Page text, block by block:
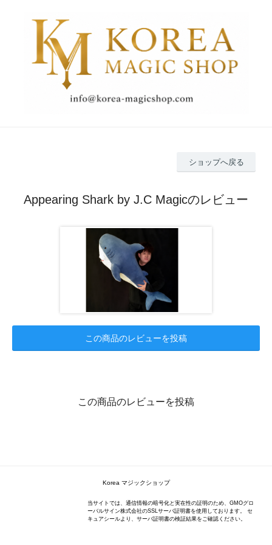
ショップへ戻る
Appearing Shark by J.C Magicのレビュー
この商品のレビューを投稿
この商品のレビューを投稿
Korea マジックショップ
当サイトでは、通信情報の暗号化と実在性の証明のため、GMOグロ
ーバルサイン株式会社のSSLサーバ証明書を使用しております。 セ
キュアシールより、サーバ証明書の検証結果をご確認ください。